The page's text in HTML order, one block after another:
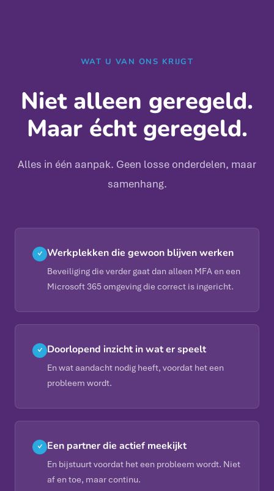
WAT U VAN ONS KRIJGT
Niet alleen geregeld.
Maar écht geregeld.
Alles in één aanpak. Geen losse onderdelen, maar
samenhang.
✓ Werkplekken die gewoon blijven werken
Beveiliging die verder gaat dan alleen MFA en een
Microsoft 365 omgeving die correct is ingericht.
✓ Doorlopend inzicht in wat er speelt
En wat aandacht nodig heeft, voordat het een
probleem wordt.
✓ Een partner die actief meekijkt
En bijstuurt voordat het een probleem wordt. Niet
af en toe, maar continu.